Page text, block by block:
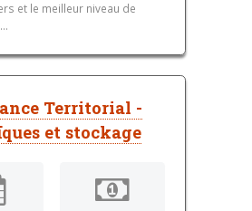
et le meilleur niveau de
Territorial -
et stockage